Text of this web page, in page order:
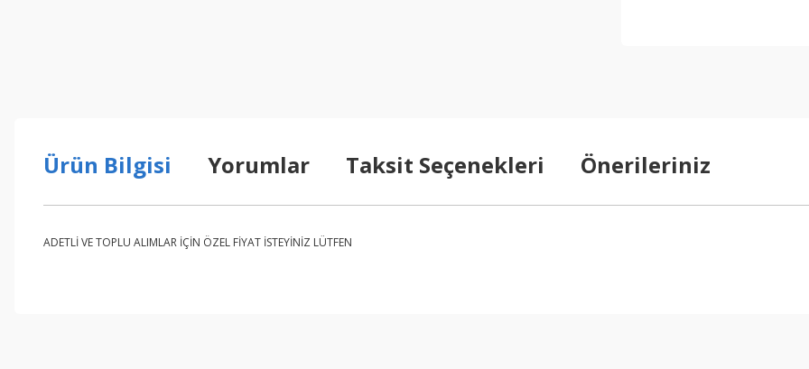
Ürün Bilgisi Yorumlar Taksit Seçenekleri Önerileriniz
ADETLİ VE TOPLU ALIMLAR İÇİN ÖZEL FİYAT İSTEYİNİZ LÜTFEN